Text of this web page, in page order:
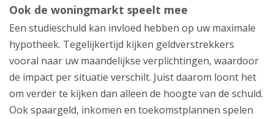
Ook de woningmarkt speelt mee
Een studieschuld kan invloed hebben op uw maximale
hypotheek. Tegelijkertijd kijken geldverstrekkers
vooral naar uw maandelijkse verplichtingen, waardoor
de impact per situatie verschilt. Juist daarom loont het
om verder te kijken dan alleen de hoogte van de schuld.
Ook spaargeld, inkomen en toekomstplannen spelen